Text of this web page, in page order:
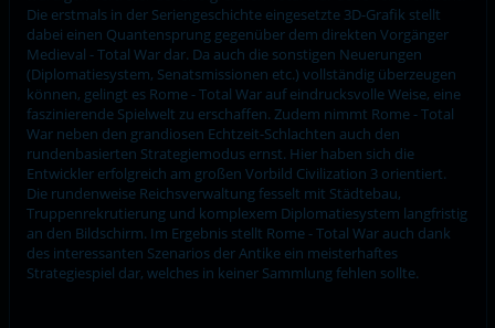
Die erstmals in der Seriengeschichte eingesetzte 3D-Grafik stellt
dabei einen Quantensprung gegenüber dem direkten Vorgänger
Medieval - Total War dar. Da auch die sonstigen Neuerungen
(Diplomatiesystem, Senatsmissionen etc.) vollständig überzeugen
können, gelingt es Rome - Total War auf eindrucksvolle Weise, eine
faszinierende Spielwelt zu erschaffen. Zudem nimmt Rome - Total
War neben den grandiosen Echtzeit-Schlachten auch den
rundenbasierten Strategiemodus ernst. Hier haben sich die
Entwickler erfolgreich am großen Vorbild Civilization 3 orientiert.
Die rundenweise Reichsverwaltung fesselt mit Städtebau,
Truppenrekrutierung und komplexem Diplomatiesystem langfristig
an den Bildschirm. Im Ergebnis stellt Rome - Total War auch dank
des interessanten Szenarios der Antike ein meisterhaftes
Strategiespiel dar, welches in keiner Sammlung fehlen sollte.